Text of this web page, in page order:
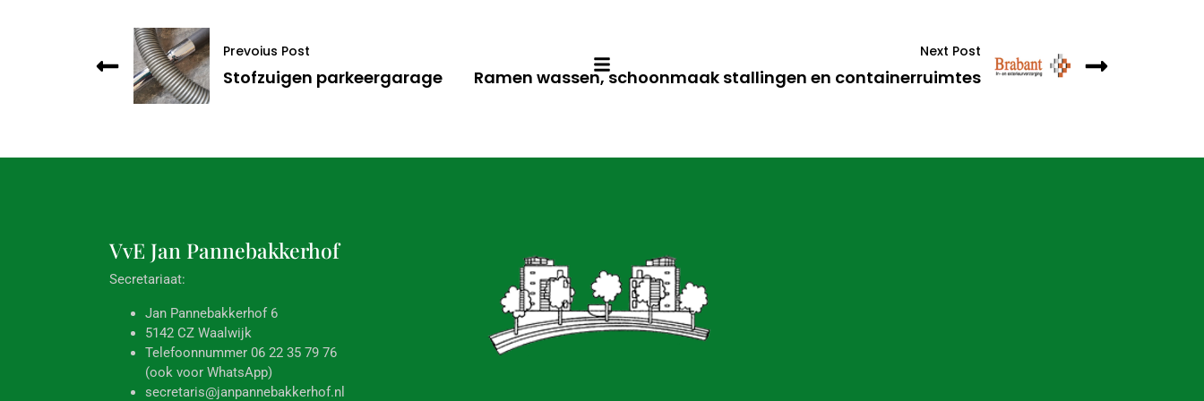
Prevoius Post
Stofzuigen parkeergarage
Next Post
Ramen wassen, schoonmaak stallingen en containerruimtes
VvE Jan Pannebakkerhof
Secretariaat:
Jan Pannebakkerhof 6
5142 CZ Waalwijk
Telefoonnummer 06 22 35 79 76
(ook voor WhatsApp)
secretaris@janpannebakkerhof.nl